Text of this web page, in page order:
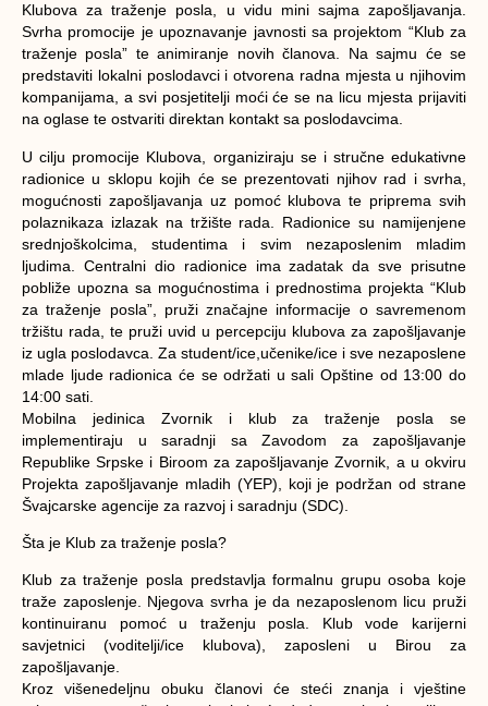
Klubova za traženje posla, u vidu mini sajma zapošljavanja.
Svrha promocije je upoznavanje javnosti sa projektom “Klub za
traženje posla” te animiranje novih članova. Na sajmu će se
predstaviti lokalni poslodavci i otvorena radna mjesta u njihovim
kompanijama, a svi posjetitelji moći će se na licu mjesta prijaviti
na oglase te ostvariti direktan kontakt sa poslodavcima.
U cilju promocije Klubova, organiziraju se i stručne edukativne
radionice u sklopu kojih će se prezentovati njihov rad i svrha,
mogućnosti zapošljavanja uz pomoć klubova te priprema svih
polaznikaza izlazak na tržište rada. Radionice su namijenjene
srednjoškolcima, studentima i svim nezaposlenim mladim
ljudima. Centralni dio radionice ima zadatak da sve prisutne
pobliže upozna sa mogućnostima i prednostima projekta “Klub
za traženje posla”, pruži značajne informacije o savremenom
tržištu rada, te pruži uvid u percepciju klubova za zapošljavanje
iz ugla poslodavca. Za student/ice,učenike/ice i sve nezaposlene
mlade ljude radionica će se održati u sali Opštine od 13:00 do
14:00 sati.
Mobilna jedinica Zvornik i klub za traženje posla se
implementiraju u saradnji sa Zavodom za zapošljavanje
Republike Srpske i Biroom za zapošljavanje Zvornik, a u okviru
Projekta zapošljavanje mladih (YEP), koji je podržan od strane
Švajcarske agencije za razvoj i saradnju (SDC).
Šta je Klub za traženje posla?
Klub za traženje posla predstavlja formalnu grupu osoba koje
traže zaposlenje. Njegova svrha je da nezaposlenom licu pruži
kontinuiranu pomoć u traženju posla. Klub vode karijerni
savjetnici (voditelji/ice klubova), zaposleni u Birou za
zapošljavanje.
Kroz višenedeljnu obuku članovi će steći znanja i vještine